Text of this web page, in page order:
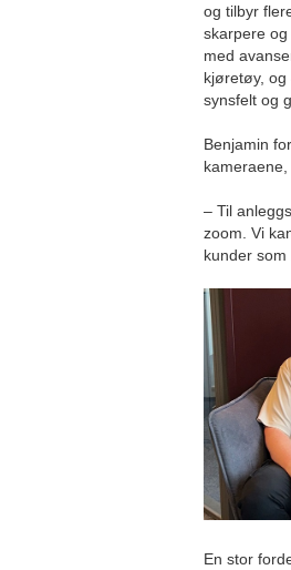
og tilbyr
skarpere
med
kjøretøy,
synsfelt og
Benjamin
– Til
zoom. Vi
kunder
En stor